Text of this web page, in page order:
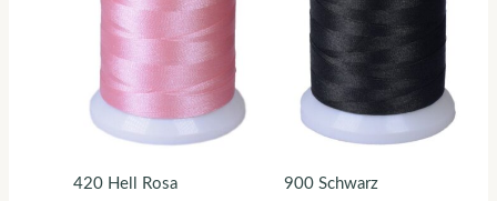
420 Hell Rosa 900 Schwarz